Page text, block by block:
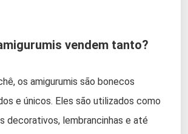
vendem tanto?
os amigurumis são bonecos
e únicos. Eles são utilizados como
decorativos, lembrancinhas e até